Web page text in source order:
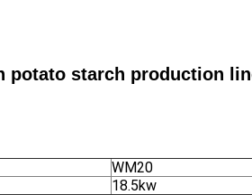
potato starch production
WM20
18.5kw